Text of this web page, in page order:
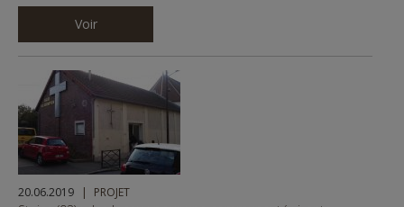
Voir
20.06.2019 PROJET